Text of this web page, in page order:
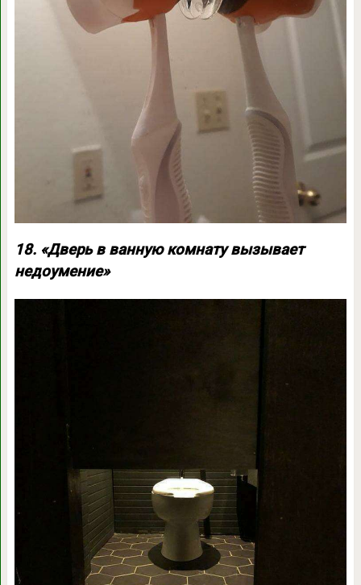
18. «Дверь в ванную комнату вызывает
недоумение»